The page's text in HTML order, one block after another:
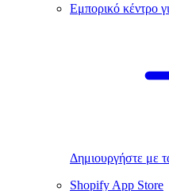
Εμπορικό κέντρο
Δημιουργήστε με
Shopify App Store